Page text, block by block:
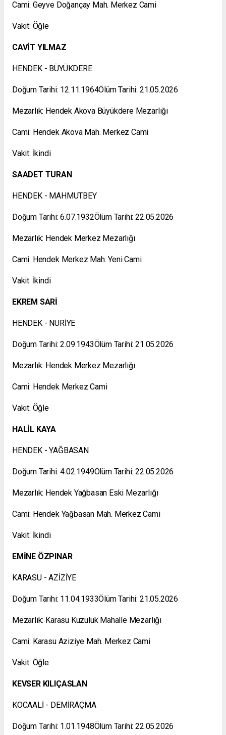
Cami: Geyve Doğançay Mah. Merkez Cami
Vakit: Öğle
CAVİT YILMAZ
HENDEK - BÜYÜKDERE
Doğum Tarihi: 12.11.1964Ölüm Tarihi: 21.05.2026
Mezarlık: Hendek Akova Büyükdere Mezarlığı
Cami: Hendek Akova Mah. Merkez Cami
Vakit: İkindi
SAADET TURAN
HENDEK - MAHMUTBEY
Doğum Tarihi: 6.07.1932Ölüm Tarihi: 22.05.2026
Mezarlık: Hendek Merkez Mezarlığı
Cami: Hendek Merkez Mah. Yeni Cami
Vakit: İkindi
EKREM SARİ
HENDEK - NURİYE
Doğum Tarihi: 2.09.1943Ölüm Tarihi: 21.05.2026
Mezarlık: Hendek Merkez Mezarlığı
Cami: Hendek Merkez Cami
Vakit: Öğle
HALİL KAYA
HENDEK - YAĞBASAN
Doğum Tarihi: 4.02.1949Ölüm Tarihi: 22.05.2026
Mezarlık: Hendek Yağbasan Eski Mezarlığı
Cami: Hendek Yağbasan Mah. Merkez Cami
Vakit: İkindi
EMİNE ÖZPINAR
KARASU - AZİZİYE
Doğum Tarihi: 11.04.1933Ölüm Tarihi: 21.05.2026
Mezarlık: Karasu Kuzuluk Mahalle Mezarlığı
Cami: Karasu Aziziye Mah. Merkez Cami
Vakit: Öğle
KEVSER KILIÇASLAN
KOCAALİ - DEMİRAÇMA
Doğum Tarihi: 1.01.1948Ölüm Tarihi: 22.05.2026